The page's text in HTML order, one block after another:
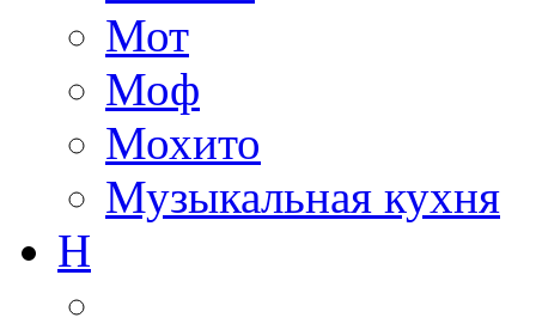
Мот
Моф
Мохито
Музыкальная кухня
Н